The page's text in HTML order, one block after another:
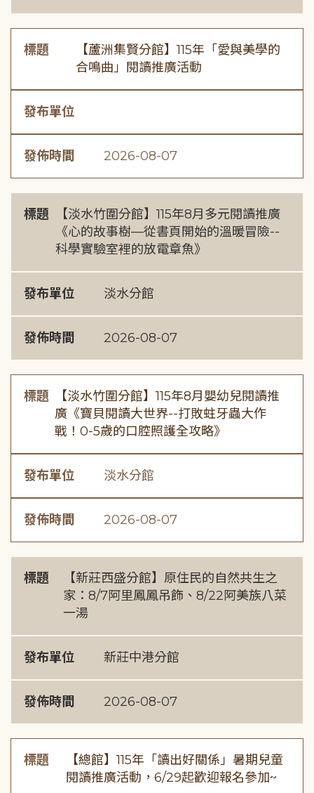
標題
【蘆洲集賢分館】115年「愛與美學的
合鳴曲」閱讀推廣活動
發布單位
發佈時間 2026-08-07
標題
【淡水竹圍分館】115年8月多元閱讀推廣
《心的故事樹—從書頁開始的溫暖冒險--
科學實驗室裡的放電章魚》
發布單位 淡水分館
發佈時間 2026-08-07
標題
【淡水竹圍分館】115年8月嬰幼兒閱讀推
廣《寶貝閱讀大世界--打敗蛀牙蟲大作
戰！0-5歲的口腔照護全攻略》
發布單位 淡水分館
發佈時間 2026-08-07
標題
【新莊西盛分館】原住民的自然共生之
家：8/7阿里鳳鳳吊飾、8/22阿美族八菜
一湯
發布單位 新莊中港分館
發佈時間 2026-08-07
標題
【總館】115年「讀出好關係」暑期兒童
閱讀推廣活動，6/29起歡迎報名參加~